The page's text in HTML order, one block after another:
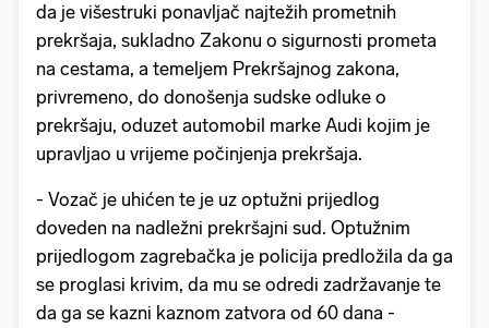
da je višestruki ponavljač najtežih prometnih
prekršaja, sukladno Zakonu o sigurnosti prometa
na cestama, a temeljem Prekršajnog zakona,
privremeno, do donošenja sudske odluke o
prekršaju, oduzet automobil marke Audi kojim je
upravljao u vrijeme počinjenja prekršaja.
- Vozač je uhićen te je uz optužni prijedlog
doveden na nadležni prekršajni sud. Optužnim
prijedlogom zagrebačka je policija predložila da ga
se proglasi krivim, da mu se odredi zadržavanje te
da ga se kazni kaznom zatvora od 60 dana -